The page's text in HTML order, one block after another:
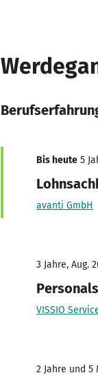
Bis heute 5
avanti GmbH
3 Jahre, Aug.
VISSIO
2 Jahre und 5